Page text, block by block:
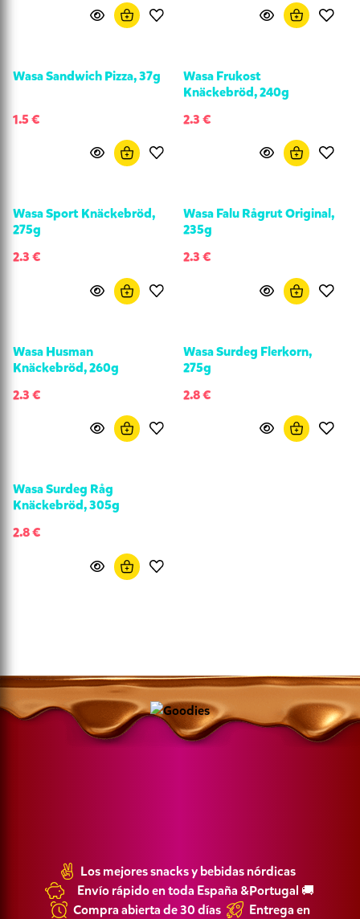
Wasa Sandwich Pizza, 37g
1.5 €
Wasa Frukost
Knäckebröd, 240g
2.3 €
Wasa Sport Knäckebröd,
275g
2.3 €
Wasa Falu Rågrut Original,
235g
2.3 €
Wasa Husman
Knäckebröd, 260g
2.3 €
Wasa Surdeg Flerkorn,
275g
2.8 €
Wasa Surdeg Råg
Knäckebröd, 305g
2.8 €
Los mejores snacks y bebidas nórdicas
Envío rápido en toda España &Portugal 🚚
Compra abierta de 30 días
Entrega en